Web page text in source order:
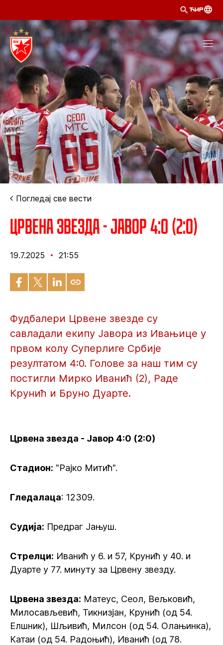
ЋИР
Погледај све вести
Црвена звезда - Јавор 4:0 (2:0)
19.7.2025 21:55
Фудбалери Црвене звезде су
савладали екипу Јавора из Ивањице у
првом колу Суперлиге Србије
резултатом 4:0. Голове за наш тим су
постигли Мирко Иванић (2), Раде
Крунић и Бруно Дуарте.
Црвена звезда - Јавор 4:0 (2:0)
Стадион: "Рајко Митић".
Гледалаца: 12309.
Судија: Предраг Јањуш.
Стрелци: Иванић у 6. и 57, Крунић у 40. и
Дуарте у 77. минуту за Црвену звезду.
Црвена звезда: Матеус, Сеол, Вељковић,
Милосављевић, Тикнизјан, Крунић (од 54.
Елшник), Шљивић, Милсон (од 54. Олањинка),
Катаи (од 54. Радоњић), Иванић (од 78.